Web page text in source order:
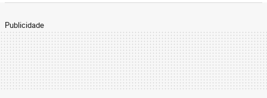
Publicidade